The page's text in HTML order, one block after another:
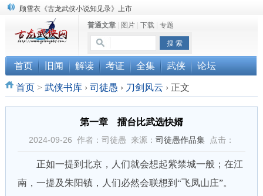
顾雪衣《古龙武侠小说知见录》上市
“武侠书库”查缺补漏活动圆满结束
《古龙小说原貌探究》修订版已上市
普通文章| 图片| 下载| 专题
首页 旧闻 解读 考证 全集 武侠 论坛
首页> 武侠书库 › 司徒愚 › 刀剑风云 ›正文
第一章 擂台比武选快婿
2024-09-26 作者：司徒愚 来源： 司徒愚作品集点击：
正如一提到北京，人们就会想起紫禁城一般；在江
南，一提及朱阳镇，人们必然会联想到“飞凤山庄”。